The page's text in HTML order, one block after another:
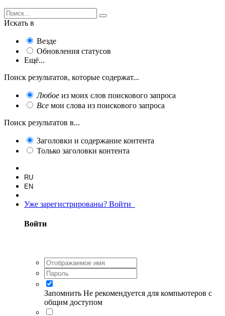
Искать в
Везде
Обновления статусов
Ещё...
Поиск результатов, которые содержат...
Любое из моих слов поискового запроса
Все мои слова из поискового запроса
Поиск результатов в...
Заголовки и содержание контента
Только заголовки контента
RU
EN
Уже зарегистрированы? Войти
Войти
Запомнить Не рекомендуется для компьютеров с
общим доступом